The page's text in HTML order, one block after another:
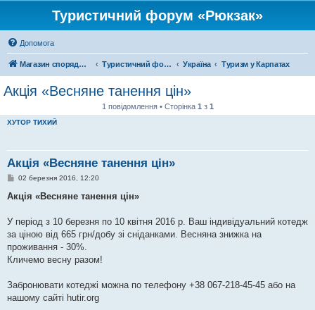
Туристичний форум «Рюкзак»
Допомога
Магазин спорядження Туристичний форум «Рюкзак» Україна Туризм у Карпатах
Акція «Весняне танення цін»
1 повідомлення • Сторінка 1 з 1
ХУТОР ТИХИЙ
Акція «Весняне танення цін»
П
в
о
л
е
н
02 березня 2016, 12:20
Акція «Весняне танення цін»
У період з 10 березня по 10 квітня 2016 р. Ваш індивідуальний котедж
за ціною від 665 грн/добу зі сніданками. Весняна знижка на
проживання - 30%.
Кличемо весну разом!
Забронювати котеджі можна по телефону +38 067-218-45-45 або на
нашому сайті hutir.org